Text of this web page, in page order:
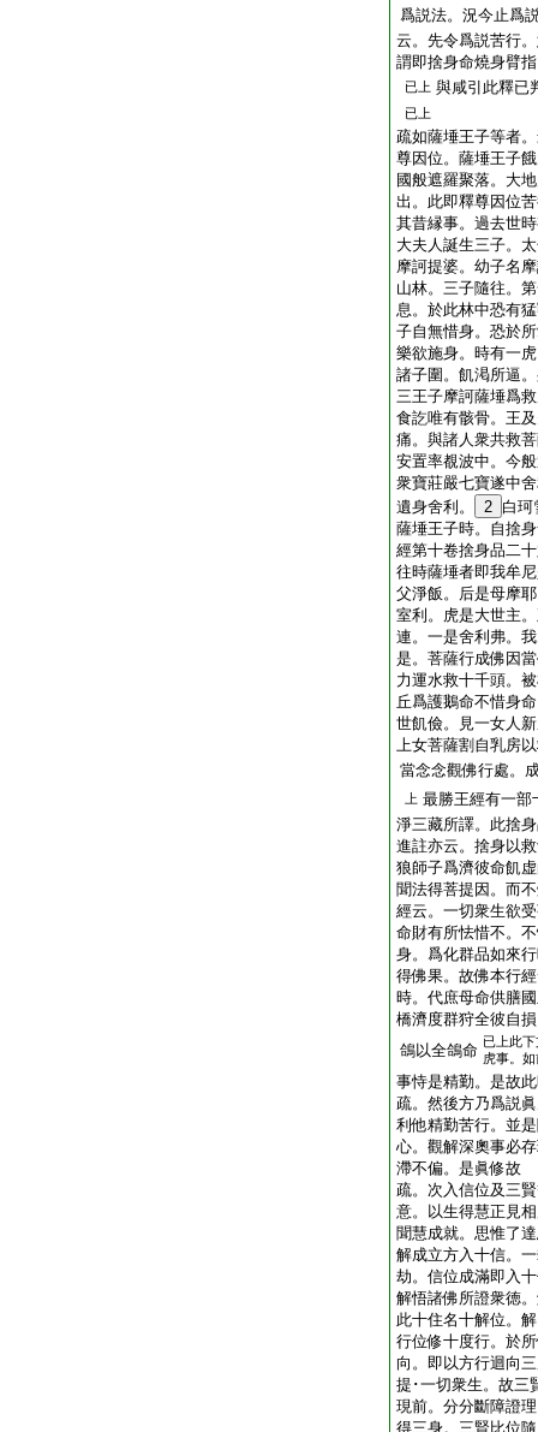
爲説法。況今止爲
云。先令爲説苦行
謂即捨身命燒身臂
已上 與咸引此釋已
已上
疏如薩埵王子等者
尊因位。薩埵王子
國般遮羅聚落。大
出。此即釋尊因位
其昔縁事。過去世
大夫人誕生三子。
摩訶提婆。幼子名
山林。三子隨往。
息。於此林中恐有
子自無惜身。恐於
樂欲施身。時有一
諸子圍。飢渇所逼
三王子摩訶薩埵爲
食訖唯有骸骨。王
痛。與諸人衆共救
安置率覩波中。今
衆寶莊嚴七寶遂中
遺身舍利。
2 白珂
薩埵王子時。自捨
經第十卷捨身品二
往時薩埵者即我牟
父淨飯。后是母摩
室利。虎是大世主
連。一是舍利弗。
是。菩薩行成佛因
力運水救十千頭。
丘爲護鵝命不惜身
世飢儉。見一女人
上女菩薩割自乳房
當念念觀佛行處。
上 最勝王經有一部
淨三藏所譯。此捨
進註亦云。捨身以
狼師子爲濟彼命飢
聞法得菩提因。而
經云。一切衆生欲
命財有所怯惜不。
身。爲化群品如來
得佛果。故佛本行
時。代庶母命供膳
橋濟度群狩全彼自
鴿以全鴿命 已上此
虎事。
事恃是精勤。是故
疏。然後方乃爲説
利他精勤苦行。並
心。觀解深奧事必
滯不偏。是眞修故
疏。次入信位及三
意。以生得慧正見
聞慧成就。思惟了
解成立方入十信。
劫。信位成滿即入
解悟諸佛所證衆徳
此十住名十解位。
行位修十度行。於
向。即以方行迴向
提･一切衆生。故三
現前。分分斷障證
得三身。三賢比位